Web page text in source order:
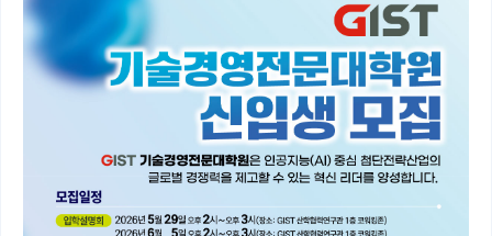
반도체 아카데미
재팬라운지 🌸